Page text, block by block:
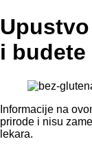
i budete
Informacije na
prirode i nisu
lekara.